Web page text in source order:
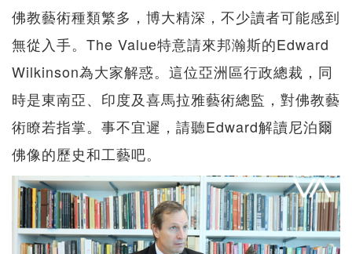
佛教藝術種類繁多，博大精深，不少讀者可能感到
無從入手。The Value特意請來邦瀚斯的Edward
Wilkinson為大家解惑。這位亞洲區行政總裁，同
時是東南亞、印度及喜馬拉雅藝術總監，對佛教藝
術瞭若指掌。事不宜遲，請聽Edward解讀尼泊爾
佛像的歷史和工藝吧。